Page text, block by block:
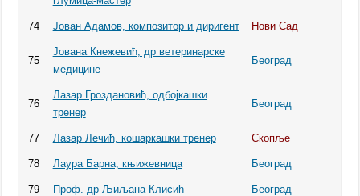
74 Јован Адамов, композитор и диригент Нови Сад
75
Јована Кнежевић, др ветеринарске
медицине
Београд
76
Лазар Гроздановић, одбојкашки
тренер
Београд
77 Лазар Лечић, кошаркашки тренер Скопље
78 Лаура Барна, књижевница Београд
79 Проф. др Љиљана Клисић Београд